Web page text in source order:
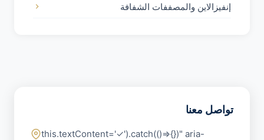
إنفيزالاين والمصففات الشفافة
تواصل معنا
this.textContent='✓').catch(()=>{})" aria-